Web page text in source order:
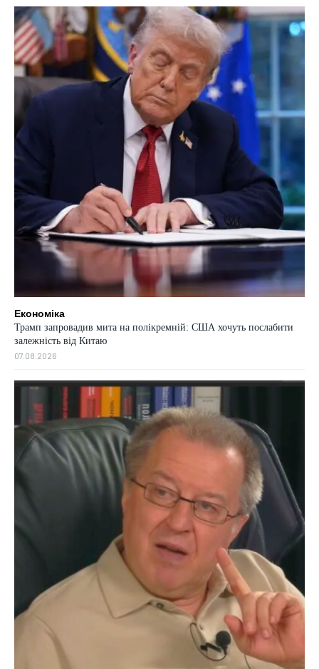
Економіка
Трамп запровадив мита на полікремній: США хочуть послабити
залежність від Китаю
07.08.2026